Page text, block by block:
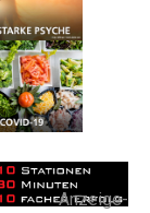
-Anzeige-